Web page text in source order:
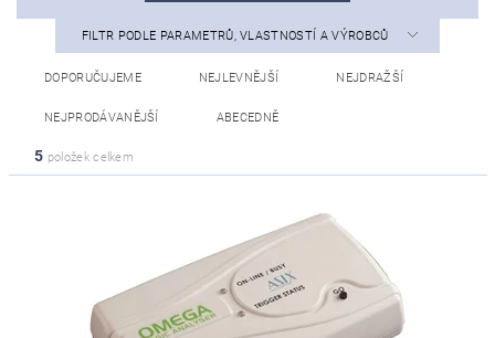
FILTR PODLE PARAMETRŮ, VLASTNOSTÍ A VÝROBCŮ
DOPORUČUJEME NEJLEVNĚJŠÍ NEJDRAŽŠÍ
NEJPRODÁVANĚJŠÍ ABECEDNĚ
5 položek celkem